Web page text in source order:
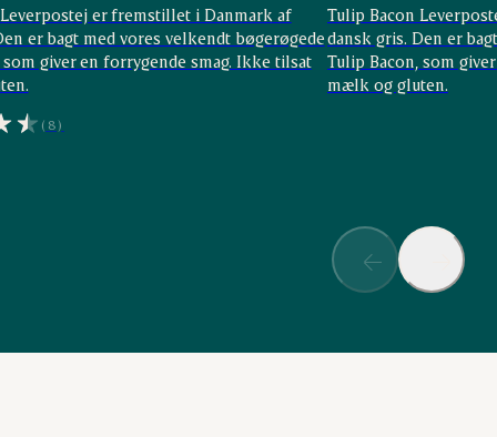
er fremstillet i Danmark af
er bagt med vores velkendt bøgerøgede
som giver en forrygende smag. Ikke tilsat
(8)
Tulip Bacon
dansk gris. Den er
Tulip Bacon, som
mælk og gluten.